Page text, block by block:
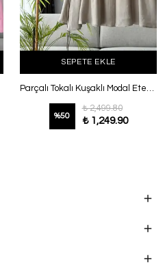
SEPETE EKLE
Parçalı Tokalı Kuşaklı Modal Etekli Takım Koyu Taş
%50
₺ 2,499.80
₺ 1,249.90